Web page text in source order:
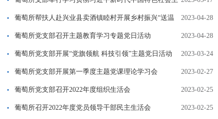
义思想主题教育读书班阅读分享会 2023-04-28
葡萄所帮扶人赴兴业县卖酒镇睦村开展乡村振兴“送温
暖，防返贫”活动 2023-04-28
葡萄所党支部召开主题教育学习专题党日活动
2023-03-24
葡萄所党支部开展“党旗领航 科技引领”主题党日活动
2023-02-27
葡萄所党支部开展第一季度主题党课理论学习会
2023-02-25
葡萄所党支部召开2022年度组织生活会
2023-02-25
葡萄所召开2022年度党员领导干部民主生活会